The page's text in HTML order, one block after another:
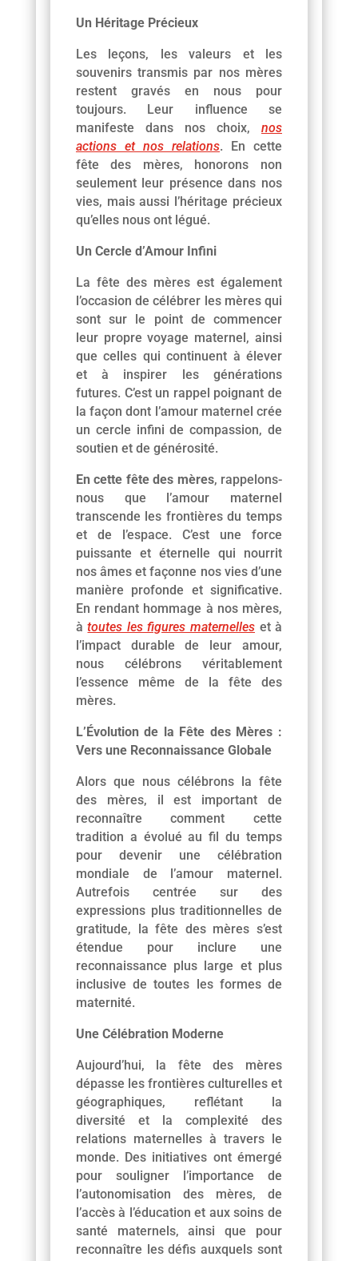
Un Héritage Précieux
Les leçons, les valeurs et les
souvenirs transmis par nos mères
restent gravés en nous pour
toujours. Leur influence se
manifeste dans nos choix, nos
actions et nos relations. En cette
fête des mères, honorons non
seulement leur présence dans nos
vies, mais aussi l’héritage précieux
qu’elles nous ont légué.
Un Cercle d’Amour Infini
La fête des mères est également
l’occasion de célébrer les mères qui
sont sur le point de commencer
leur propre voyage maternel, ainsi
que celles qui continuent à élever
et à inspirer les générations
futures. C’est un rappel poignant de
la façon dont l’amour maternel crée
un cercle infini de compassion, de
soutien et de générosité.
En cette fête des mères, rappelons-
nous que l’amour maternel
transcende les frontières du temps
et de l’espace. C’est une force
puissante et éternelle qui nourrit
nos âmes et façonne nos vies d’une
manière profonde et significative.
En rendant hommage à nos mères,
àtoutes les figures maternelles et à
l’impact durable de leur amour,
nous célébrons véritablement
l’essence même de la fête des
mères.
L’Évolution de la Fête des Mères :
Vers une Reconnaissance Globale
Alors que nous célébrons la fête
des mères, il est important de
reconnaître comment cette
tradition a évolué au fil du temps
pour devenir une célébration
mondiale de l’amour maternel.
Autrefois centrée sur des
expressions plus traditionnelles de
gratitude, la fête des mères s’est
étendue pour inclure une
reconnaissance plus large et plus
inclusive de toutes les formes de
maternité.
Une Célébration Moderne
Aujourd’hui, la fête des mères
dépasse les frontières culturelles et
géographiques, reflétant la
diversité et la complexité des
relations maternelles à travers le
monde. Des initiatives ont émergé
pour souligner l’importance de
l’autonomisation des mères, de
l’accès à l’éducation et aux soins de
santé maternels, ainsi que pour
reconnaître les défis auxquels sont